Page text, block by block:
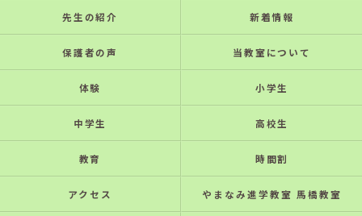
先生の紹介 新着情報
保護者の声 当教室について
体験 小学生
中学生 高校生
教育 時間割
アクセス やまなみ進学教室 馬橋教室